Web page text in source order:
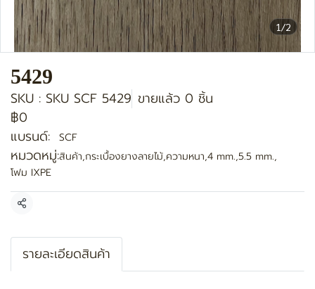
1/2
5429
SKU : SKU SCF 5429 ขายแล้ว 0 ชิ้น
฿0
แบรนด์:
SCF
หมวดหมู่:สินค้า,กระเบื้องยางลายไม้,ความหนา,4 mm.,5.5 mm.,
โฟม IXPE
แชร์
รายละเอียดสินค้า